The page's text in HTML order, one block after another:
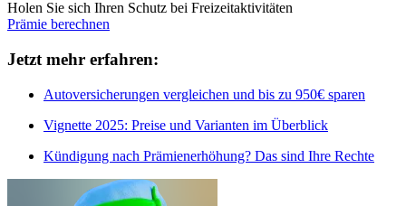
Holen Sie sich Ihren Schutz bei Freizeitaktivitäten
Prämie berechnen
Jetzt mehr erfahren:
Autoversicherungen vergleichen und bis zu 950€ sparen
Vignette 2025: Preise und Varianten im Überblick
Kündigung nach Prämienerhöhung? Das sind Ihre Rechte